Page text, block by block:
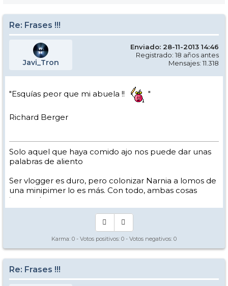
Re: Frases !!!
Javi_Tron
Enviado: 28-11-2013 14:46
Registrado: 18 años antes
Mensajes: 11.318
"Esquías peor que mi abuela !! "
Richard Berger
Solo aquel que haya comido ajo nos puede dar unas
palabras de aliento
Ser vlogger es duro, pero colonizar Narnia a lomos de
una minipimer lo es más. Con todo, ambas cosas
intento hacer.
Yo hago esquí extremo : voy de extremo a extremo
Los caminos del esquí son inescrotables ...
Karma: 0 - Votos positivos: 0 - Votos negativos: 0
Re: Frases !!!